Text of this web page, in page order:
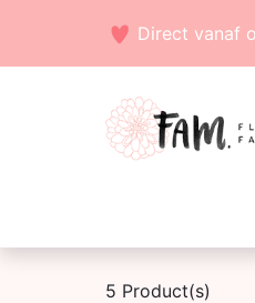
Direct vanaf
5 Product(s)